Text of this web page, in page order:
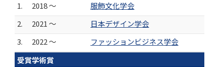
1.
2018 ～
服飾文化学会
2.
2021 ～
日本デザイン学会
3.
2022 ～
ファッションビジネス学会
受賞学術賞